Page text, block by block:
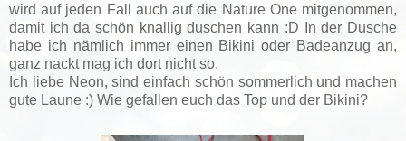
wird auf jeden Fall auch auf die Nature One mitgenommen,
damit ich da schön knallig duschen kann :D In der Dusche
habe ich nämlich immer einen Bikini oder Badeanzug an,
ganz nackt mag ich dort nicht so.
Ich liebe Neon, sind einfach schön sommerlich und machen
gute Laune :) Wie gefallen euch das Top und der Bikini?